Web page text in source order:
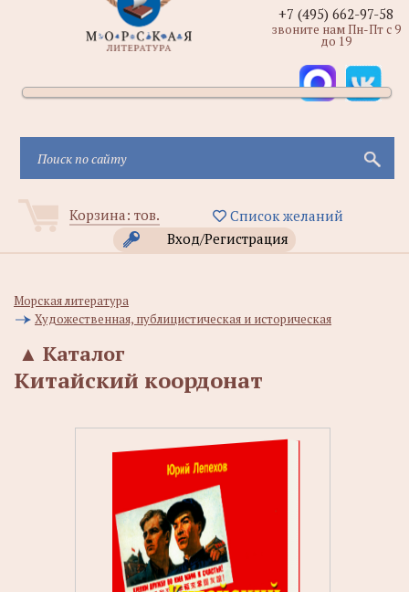
Корзина: тов.
Список желаний
Вход/Регистрация
+7 (495) 662-97-58
звоните нам Пн-Пт с 9
до 19
Морская литература
Художественная, публицистическая и историческая
Каталог
▲
Китайский коордонат